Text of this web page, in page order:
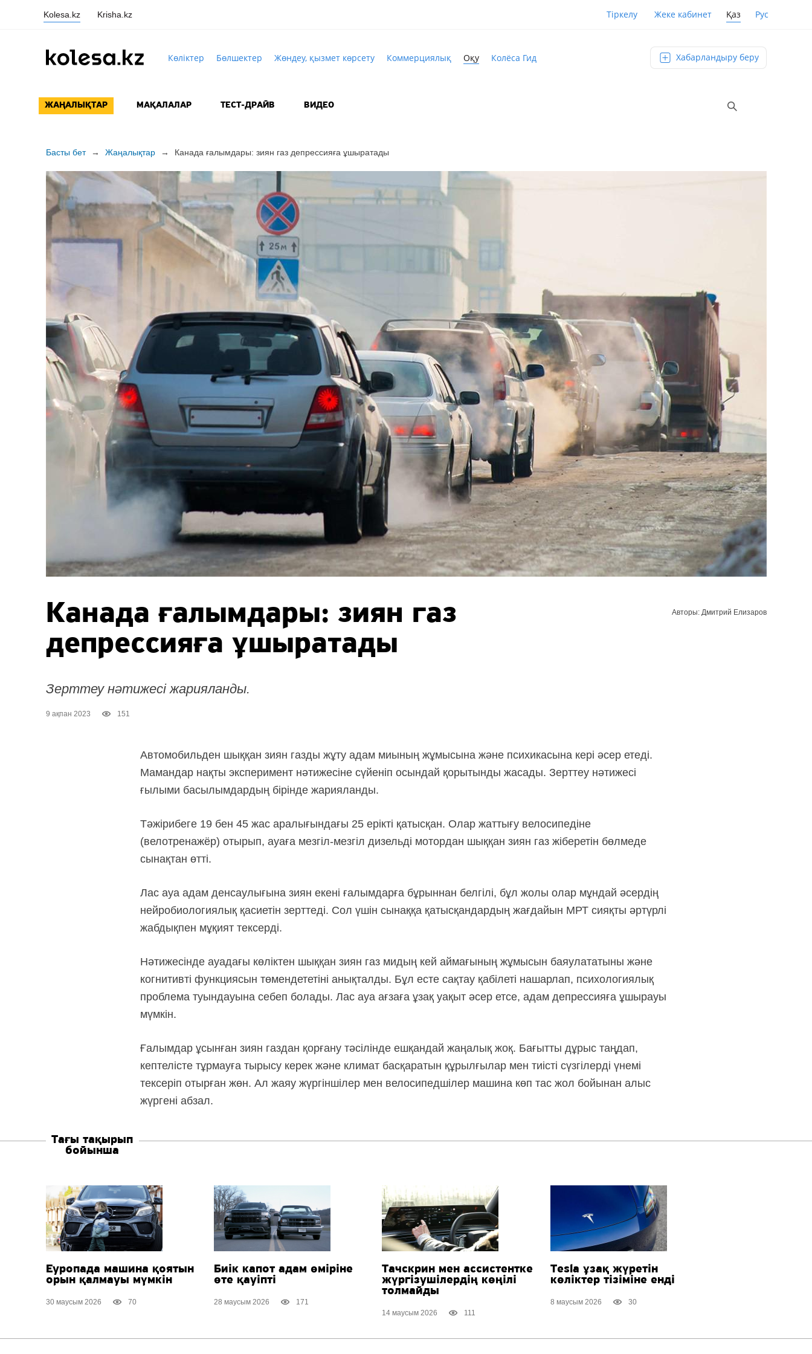
Kolesa.kz Krisha.kz Тіркелу Жеке кабинет Қаз Рус
Көліктер Бөлшектер Жөндеу, қызмет көрсету Коммерциялық Оқу Колёса Гид Хабарландыру беру
ЖАҢАЛЫҚТАР МАҚАЛАЛАР ТЕСТ-ДРАЙВ ВИДЕО
Басты бет → Жаңалықтар → Канада ғалымдары: зиян газ депрессияға ұшыратады
Канада ғалымдары: зиян газ
депрессияға ұшыратады
Зерттеу нәтижесі жарияланды.
9 ақпан 2023 151
Авторы: Дмитрий Елизаров
Автомобильден шыққан зиян газды жұту адам миының жұмысына және психикасына кері әсер етеді.
Мамандар нақты эксперимент нәтижесіне сүйеніп осындай қорытынды жасады. Зерттеу нәтижесі
ғылыми басылымдардың бірінде жарияланды.
Тәжірибеге 19 бен 45 жас аралығындағы 25 ерікті қатысқан. Олар жаттығу велосипедіне
(велотренажёр) отырып, ауаға мезгіл-мезгіл дизельді мотордан шыққан зиян газ жіберетін бөлмеде
сынақтан өтті.
Лас ауа адам денсаулығына зиян екені ғалымдарға бұрыннан белгілі, бұл жолы олар мұндай әсердің
нейробиологиялық қасиетін зерттеді. Сол үшін сынаққа қатысқандардың жағдайын МРТ сияқты әртүрлі
жабдықпен мұқият тексерді.
Нәтижесінде ауадағы көліктен шыққан зиян газ мидың кей аймағының жұмысын баяулататыны және
когнитивті функциясын төмендететіні анықталды. Бұл есте сақтау қабілеті нашарлап, психологиялық
проблема туындауына себеп болады. Лас ауа ағзаға ұзақ уақыт әсер етсе, адам депрессияға ұшырауы
мүмкін.
Ғалымдар ұсынған зиян газдан қорғану тәсілінде ешқандай жаңалық жоқ. Бағытты дұрыс таңдап,
кептелісте тұрмауға тырысу керек және климат басқаратын құрылғылар мен тиісті сүзгілерді үнемі
тексеріп отырған жөн. Ал жаяу жүргіншілер мен велосипедшілер машина көп тас жол бойынан алыс
жүргені абзал.
Тағы тақырып
бойынша
Еуропада машина қоятын
орын қалмауы мүмкін
30 маусым 2026 70
Биік капот адам өміріне
өте қауіпті
28 маусым 2026 171
Тачскрин мен ассистентке
жүргізушілердің көңілі
толмайды
14 маусым 2026 111
Tesla ұзақ жүретін
көліктер тізіміне енді
8 маусым 2026 30